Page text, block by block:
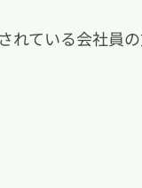
れている会社員